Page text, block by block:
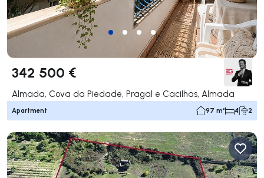
342 500 €
Almada, Cova da Piedade, Pragal e Cacilhas, Almada
Apartment 97 m² 4 2